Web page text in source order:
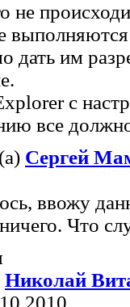
не
дать им
с
все
Сергей
ввожу
Что
Николай